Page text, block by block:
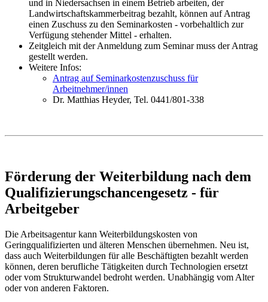
und in Niedersachsen in einem Betrieb arbeiten, der
Landwirtschaftskammerbeitrag bezahlt, können auf Antrag
einen Zuschuss zu den Seminarkosten - vorbehaltlich zur
Verfügung stehender Mittel - erhalten.
Zeitgleich mit der Anmeldung zum Seminar muss der Antrag
gestellt werden.
Weitere Infos:
Antrag auf Seminarkostenzuschuss für
Arbeitnehmer/innen
Dr. Matthias Heyder, Tel. 0441/801-338
Förderung der Weiterbildung nach dem
Qualifizierungschancengesetz - für
Arbeitgeber
Die Arbeitsagentur kann Weiterbildungskosten von
Geringqualifizierten und älteren Menschen übernehmen. Neu ist,
dass auch Weiterbildungen für alle Beschäftigten bezahlt werden
können, deren berufliche Tätigkeiten durch Technologien ersetzt
oder vom Strukturwandel bedroht werden. Unabhängig vom Alter
oder von anderen Faktoren.